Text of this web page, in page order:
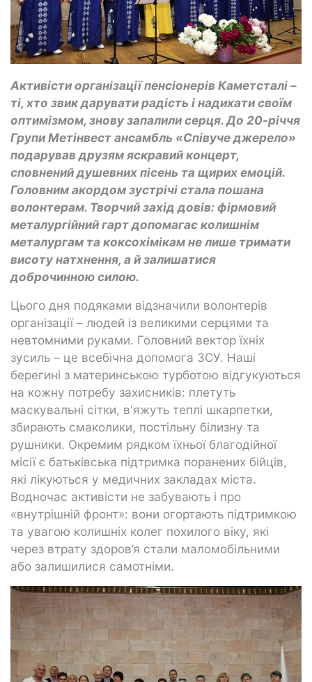
Активісти організації пенсіонерів Каметсталі –
ті, хто звик дарувати радість і надихати своїм
оптимізмом, знову запалили серця. До 20-річчя
Групи Метінвест ансамбль «Співуче джерело»
подарував друзям яскравий концерт,
сповнений душевних пісень та щирих емоцій.
Головним акордом зустрічі стала пошана
волонтерам. Творчий захід довів: фірмовий
металургійний гарт допомагає колишнім
металургам та коксохімікам не лише тримати
висоту натхнення, а й залишатися
доброчинною силою.
Цього дня подяками відзначили волонтерів
організації – людей із великими серцями та
невтомними руками. Головний вектор їхніх
зусиль – це всебічна допомога ЗСУ. Наші
берегині з материнською турботою відгукуються
на кожну потребу захисників: плетуть
маскувальні сітки, в'яжуть теплі шкарпетки,
збирають смаколики, постільну білизну та
рушники. Окремим рядком їхньої благодійної
місії є батьківська підтримка поранених бійців,
які лікуються у медичних закладах міста.
Водночас активісти не забувають і про
«внутрішній фронт»: вони огортають підтримкою
та увагою колишніх колег похилого віку, які
через втрату здоров’я стали маломобільними
або залишилися самотніми.